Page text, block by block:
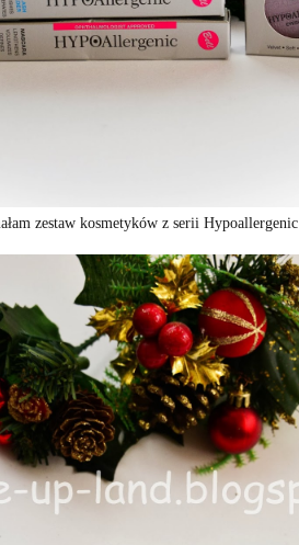
zestaw kosmetyków z serii Hypoallergenic